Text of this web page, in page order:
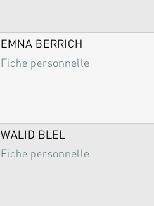
EMNA BERRICH
Fiche personnelle
WALID BLEL
Fiche personnelle